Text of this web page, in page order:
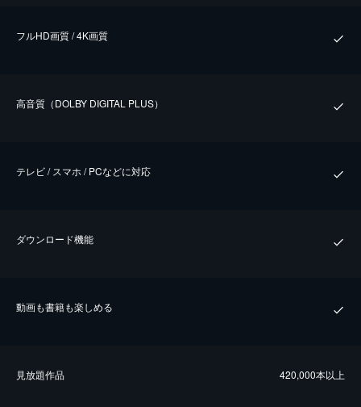
フルHD画質 / 4K画質
⾼⾳質（DOLBY DIGITAL PLUS）
テレビ / スマホ / PCなどに対応
ダウンロード機能
動画も書籍も楽しめる
⾒放題作品 420,000本以上